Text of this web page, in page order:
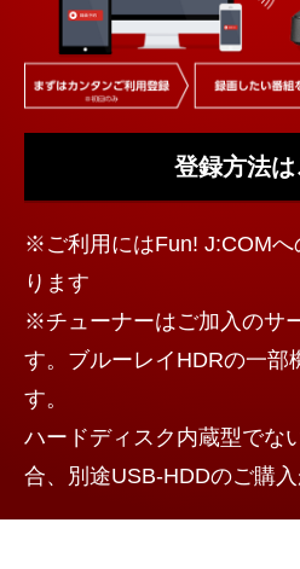
登録方法は
※ご利用にはFun! J:COMへ
ります
※チューナーはご加入のサ
す。ブルーレイHDRの一部
す。
ハードディスク内蔵型でな
合、別途USB-HDDのご購入